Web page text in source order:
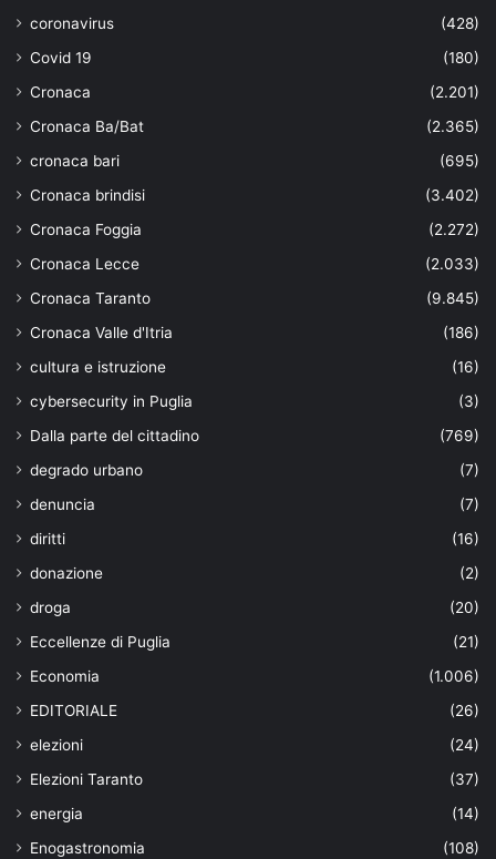
coronavirus
(428)
Covid 19
(180)
Cronaca
(2.201)
Cronaca Ba/Bat
(2.365)
cronaca bari
(695)
Cronaca brindisi
(3.402)
Cronaca Foggia
(2.272)
Cronaca Lecce
(2.033)
Cronaca Taranto
(9.845)
Cronaca Valle d'Itria
(186)
cultura e istruzione
(16)
cybersecurity in Puglia
(3)
Dalla parte del cittadino
(769)
degrado urbano
(7)
denuncia
(7)
diritti
(16)
donazione
(2)
droga
(20)
Eccellenze di Puglia
(21)
Economia
(1.006)
EDITORIALE
(26)
elezioni
(24)
Elezioni Taranto
(37)
energia
(14)
Enogastronomia
(108)